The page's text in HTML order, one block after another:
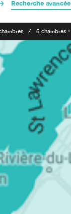
Recherche avancée
5 chambres +